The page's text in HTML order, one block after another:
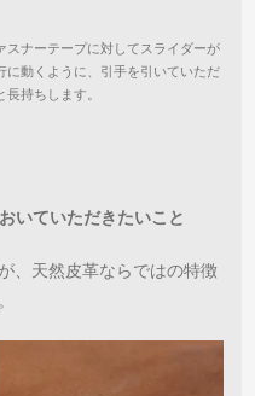
スナーテープに対してスライダーが
に動くように、引手を引いていただ
長持ちします。
いていただきたいこと
、天然皮革ならではの特徴